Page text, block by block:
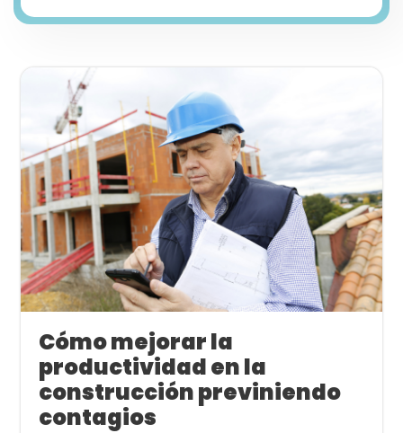
Cómo mejorar la
productividad en la
construcción previniendo
contagios